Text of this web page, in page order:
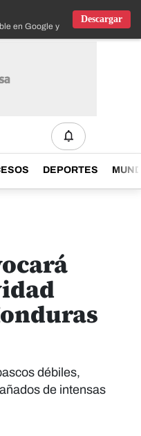
en Google y IOS
Descargar
DEPORTES
débiles,
de intensas